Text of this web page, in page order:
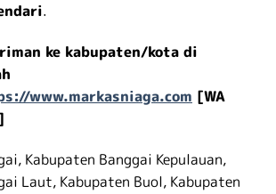
.
ke kabupaten/kota di
www.markasniaga.com [WA
Kabupaten Banggai Kepulauan,
Laut, Kabupaten Buol, Kabupaten